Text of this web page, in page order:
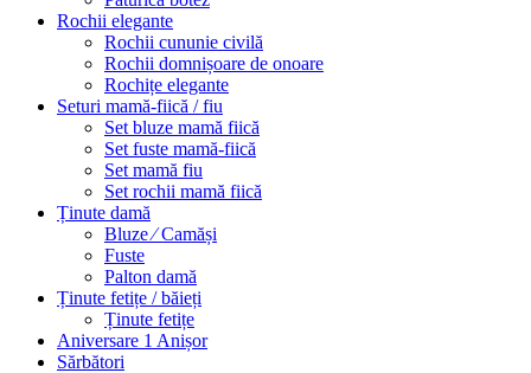
Rochii elegante
Rochii cununie civilă
Rochii domnișoare de onoare
Rochițe elegante
Seturi mamă-fiică / fiu
Set bluze mamă fiică
Set fuste mamă-fiică
Set mamă fiu
Set rochii mamă fiică
Ținute damă
Bluze ⁄ Camăși
Fuste
Palton damă
Ținute fetițe / băieți
Ținute fetițe
Aniversare 1 Anișor
Sărbători